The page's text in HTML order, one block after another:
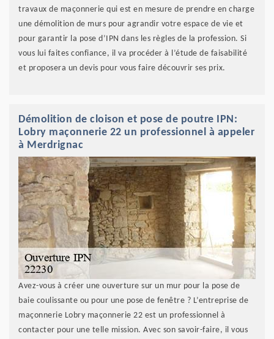
travaux de maçonnerie qui est en mesure de prendre en charge
une démolition de murs pour agrandir votre espace de vie et
pour garantir la pose d’IPN dans les règles de la profession. Si
vous lui faites confiance, il va procéder à l’étude de faisabilité
et proposera un devis pour vous faire découvrir ses prix.
Démolition de cloison et pose de poutre IPN:
Lobry maçonnerie 22 un professionnel à appeler
à Merdrignac
Avez-vous à créer une ouverture sur un mur pour la pose de
baie coulissante ou pour une pose de fenêtre ? L’entreprise de
maçonnerie Lobry maçonnerie 22 est un professionnel à
contacter pour une telle mission. Avec son savoir-faire, il vous